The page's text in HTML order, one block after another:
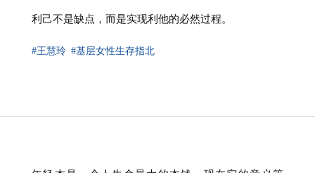
利己不是缺点，而是实现利他的必然过程。
#王慧玲 #基层女性生存指北